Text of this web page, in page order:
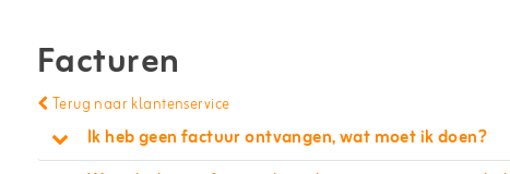
Facturen
Terug naar klantenservice
Ik heb geen factuur ontvangen, wat moet ik doen?